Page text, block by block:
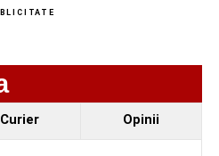
Curier Opinii